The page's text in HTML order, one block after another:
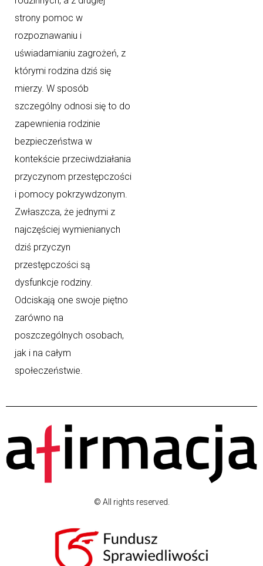
strony pomoc w
rozpoznawaniu i
uświadamianiu zagrożeń, z
którymi rodzina dziś się
mierzy. W sposób
szczególny odnosi się to do
zapewnienia rodzinie
bezpieczeństwa w
kontekście przeciwdziałania
przyczynom przestępczości
i pomocy pokrzywdzonym.
Zwłaszcza, że jednymi z
najczęściej wymienianych
dziś przyczyn
przestępczości są
dysfunkcje rodziny.
Odciskają one swoje piętno
zarówno na
poszczególnych osobach,
jak i na całym
społeczeństwie.
© All rights reserved.